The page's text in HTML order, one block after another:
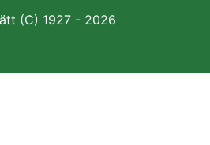
(C) 1927 - 2026